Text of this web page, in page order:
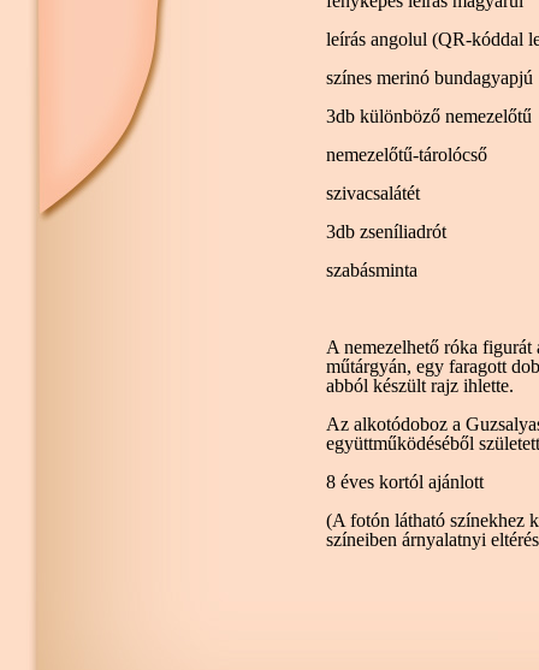
leírás angolul (QR-kóddal
színes merinó bundagyapjú
3db különböző nemezelőtű
nemezelőtű-tárolócső
szivacsalátét
3db zseníliadrót
szabásminta
A nemezelhető róka
műtárgyán, egy faragott
abból készült rajz ihlette.
Az alkotódoboz a
együttműködéséből
8 éves kortól ajánlott
(A fotón látható színekhez
színeiben árnyalatnyi